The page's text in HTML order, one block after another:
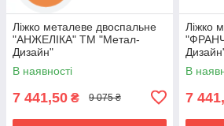
Ліжко металеве двоспальне
"АНЖЕЛІКА" ТМ "Метал-
Дизайн"
В наявності
7 441,50 ₴ 9 075 ₴
Ліжко
В
7